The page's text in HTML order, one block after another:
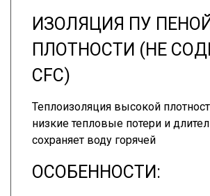
ИЗОЛЯЦИЯ ПУ
ПЛОТНОСТИ (НЕ
CFC)
Теплоизоляция высокой
низкие тепловые потери и
сохраняет воду горячей
ОСОБЕННОСТИ: